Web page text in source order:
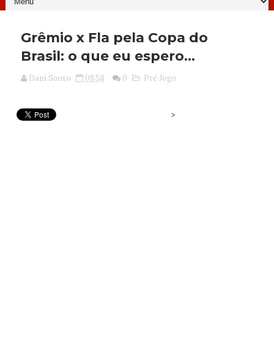
Grêmio x Fla pela Copa do
Brasil: o que eu espero...
Dani Souto 08:58 0 Pré Jogo
>